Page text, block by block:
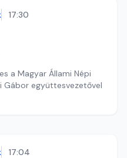
17:30
a Magyar Állami Népi
Gábor együttesvezetővel
17:04